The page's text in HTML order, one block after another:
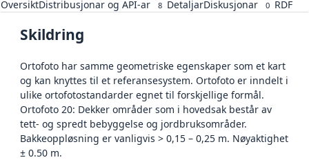
OversiktDistribusjonar og API-ar 8 DetaljarDiskusjonar 0 RDF
Skildring
Ortofoto har samme geometriske egenskaper som et kart
og kan knyttes til et referansesystem. Ortofoto er inndelt i
ulike ortofotostandarder egnet til forskjellige formål.
Ortofoto 20: Dekker områder som i hovedsak består av
tett- og spredt bebyggelse og jordbruksområder.
Bakkeoppløsning er vanligvis > 0,15 – 0,25 m. Nøyaktighet
± 0.50 m.